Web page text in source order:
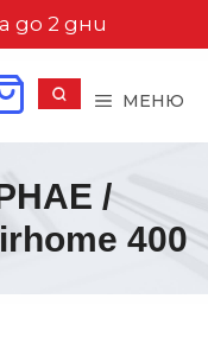
до 2 дни
МЕНЮ
/
400